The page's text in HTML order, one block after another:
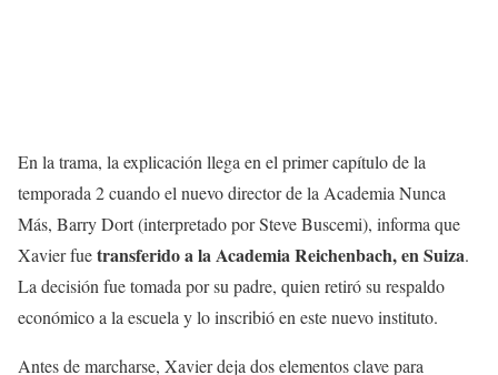
En la trama, la explicación llega en el primer capítulo de la
temporada 2 cuando el nuevo director de la Academia Nunca
Más, Barry Dort (interpretado por Steve Buscemi), informa que
Xavier fuetransferido a la Academia Reichenbach, en Suiza.
La decisión fue tomada por su padre, quien retiró su respaldo
económico a la escuela y lo inscribió en este nuevo instituto.
Antes de marcharse, Xavier deja dos elementos clave para